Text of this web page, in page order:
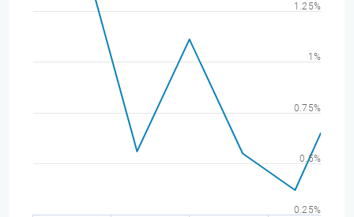
0.25%
0.5%
0.75%
1%
1.25%